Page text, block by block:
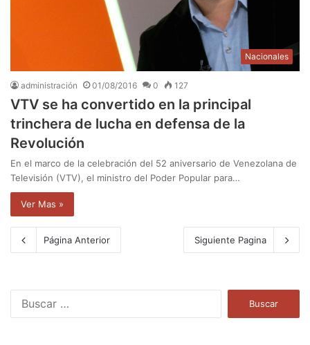
Nacionales
administración 01/08/2016 0 127
VTV se ha convertido en la principal
trinchera de lucha en defensa de la
Revolución
En el marco de la celebración del 52 aniversario de Venezolana de
Televisión (VTV), el ministro del Poder Popular para…
Ver Mas »
Página Anterior Siguiente Pagina